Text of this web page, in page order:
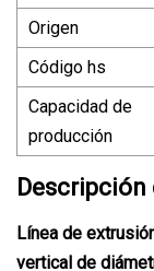
Origen
Código hs
Capacidad de
producción
Línea de
vertical de